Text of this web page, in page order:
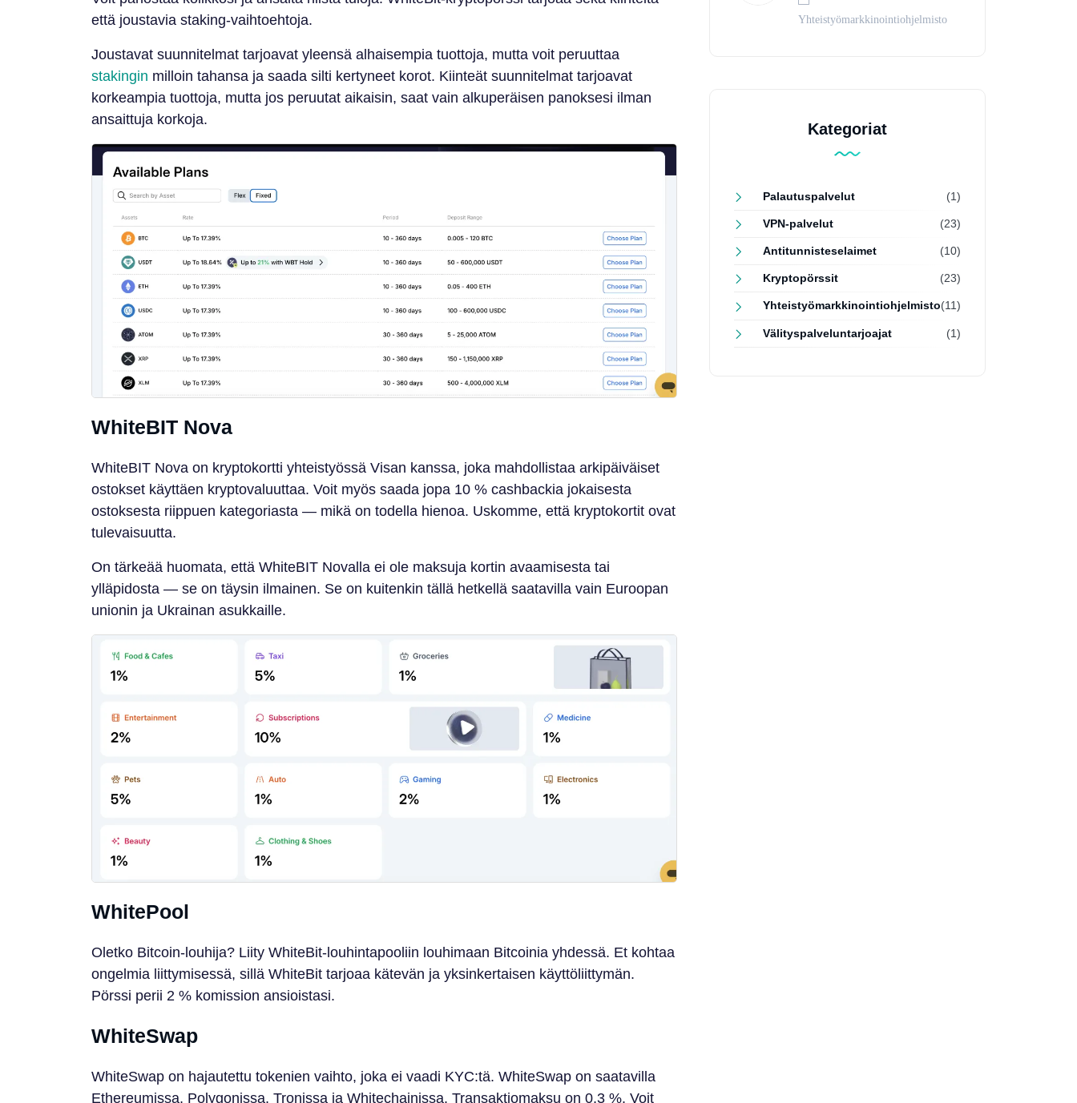
että joustavia staking-vaihtoehtoja.
Joustavat suunnitelmat tarjoavat yleensä alhaisempia tuottoja, mutta voit peruuttaa
stakingin milloin tahansa ja saada silti kertyneet korot. Kiinteät suunnitelmat tarjoavat
korkeampia tuottoja, mutta jos peruutat aikaisin, saat vain alkuperäisen panoksesi ilman
ansaittuja korkoja.
WhiteBIT Nova
WhiteBIT Nova on kryptokortti yhteistyössä Visan kanssa, joka mahdollistaa arkipäiväiset
ostokset käyttäen kryptovaluuttaa. Voit myös saada jopa 10 % cashbackia jokaisesta
ostoksesta riippuen kategoriasta — mikä on todella hienoa. Uskomme, että kryptokortit ovat
tulevaisuutta.
On tärkeää huomata, että WhiteBIT Novalla ei ole maksuja kortin avaamisesta tai
ylläpidosta — se on täysin ilmainen. Se on kuitenkin tällä hetkellä saatavilla vain Euroopan
unionin ja Ukrainan asukkaille.
WhitePool
Oletko Bitcoin-louhija? Liity WhiteBit-louhintapooliin louhimaan Bitcoinia yhdessä. Et kohtaa
ongelmia liittymisessä, sillä WhiteBit tarjoaa kätevän ja yksinkertaisen käyttöliittymän.
Pörssi perii 2 % komission ansioistasi.
WhiteSwap
WhiteSwap on hajautettu tokenien vaihto, joka ei vaadi KYC:tä. WhiteSwap on saatavilla
Ethereumissa, Polygonissa, Tronissa ja Whitechainissa. Transaktiomaksu on 0,3 %. Voit
Yhteistyömarkkinointiohjelmisto
Kategoriat
Palautuspalvelut (1)
VPN-palvelut (23)
Antitunnisteselaimet (10)
Kryptopörssit (23)
Yhteistyömarkkinointiohjelmisto(11)
Välityspalveluntarjoajat (1)